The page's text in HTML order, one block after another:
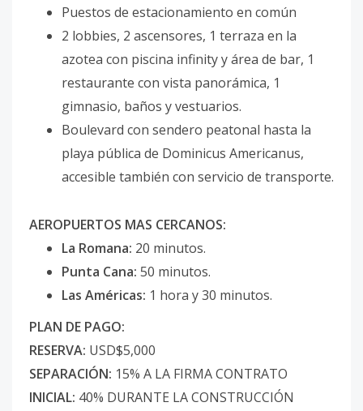
Puestos de estacionamiento en común
2 lobbies, 2 ascensores, 1 terraza en la
azotea con piscina infinity y área de bar, 1
restaurante con vista panorámica, 1
gimnasio, baños y vestuarios.
Boulevard con sendero peatonal hasta la
playa pública de Dominicus Americanus,
accesible también con servicio de transporte.
AEROPUERTOS MAS CERCANOS:
La Romana: 20 minutos.
Punta Cana: 50 minutos.
Las Américas: 1 hora y 30 minutos.
PLAN DE PAGO:
RESERVA: USD$5,000
SEPARACIÓN: 15% A LA FIRMA CONTRATO
INICIAL: 40% DURANTE LA CONSTRUCCIÓN